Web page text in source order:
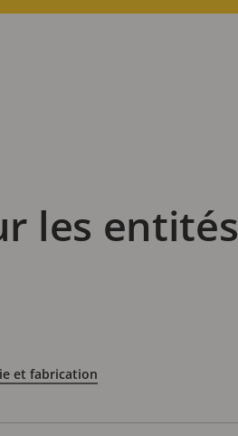
les entités
et fabrication